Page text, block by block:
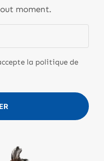
moment.
la politique de